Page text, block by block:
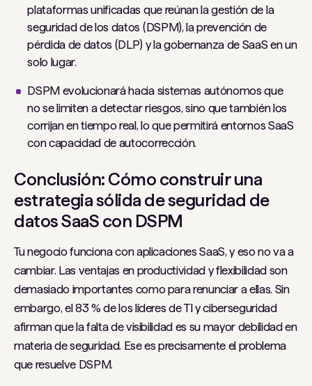
plataformas unificadas que reúnan la gestión de la
seguridad de los datos (DSPM), la prevención de
pérdida de datos (DLP) y la gobernanza de SaaS en un
solo lugar.
DSPM evolucionará hacia sistemas autónomos que
no se limiten a detectar riesgos, sino que también los
corrijan en tiempo real, lo que permitirá entornos SaaS
con capacidad de autocorrección.
Conclusión: Cómo construir una
estrategia sólida de seguridad de
datos SaaS con DSPM
Tu negocio funciona con aplicaciones SaaS, y eso no va a
cambiar. Las ventajas en productividad y flexibilidad son
demasiado importantes como para renunciar a ellas. Sin
embargo, el 83 % de los líderes de TI y ciberseguridad
afirman que la falta de visibilidad es su mayor debilidad en
materia de seguridad. Ese es precisamente el problema
que resuelve DSPM.